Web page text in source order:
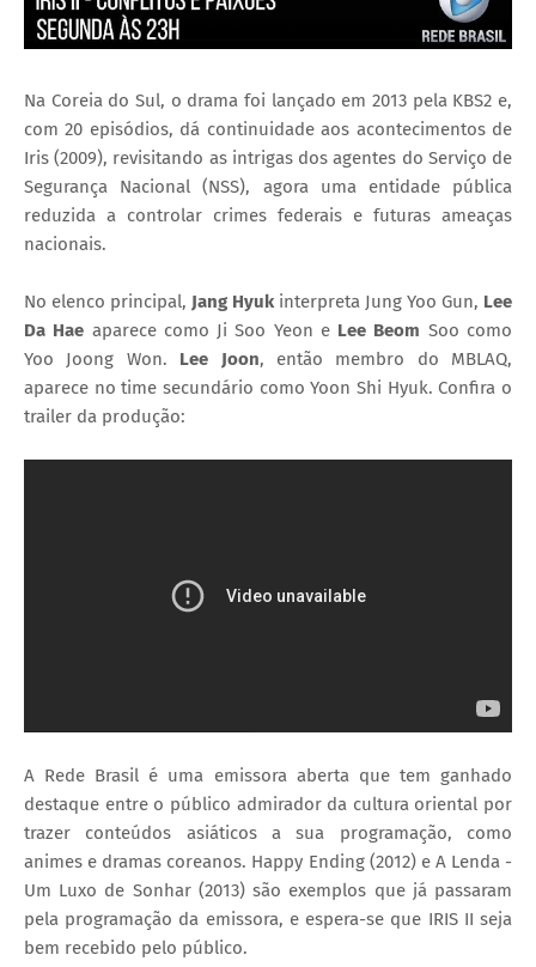
Na Coreia do Sul, o drama foi lançado em 2013 pela KBS2 e,
com 20 episódios, dá continuidade aos acontecimentos de
Iris (2009), revisitando as intrigas dos agentes do Serviço de
Segurança Nacional (NSS), agora uma entidade pública
reduzida a controlar crimes federais e futuras ameaças
nacionais.
No elenco principal, Jang Hyuk interpreta Jung Yoo Gun, Lee
Da Hae aparece como Ji Soo Yeon e Lee Beom Soo como
Yoo Joong Won. Lee Joon, então membro do MBLAQ,
aparece no time secundário como Yoon Shi Hyuk. Confira o
trailer da produção:
A Rede Brasil é uma emissora aberta que tem ganhado
destaque entre o público admirador da cultura oriental por
trazer conteúdos asiáticos a sua programação, como
animes e dramas coreanos. Happy Ending (2012) e A Lenda -
Um Luxo de Sonhar (2013) são exemplos que já passaram
pela programação da emissora, e espera-se que IRIS II seja
bem recebido pelo público.